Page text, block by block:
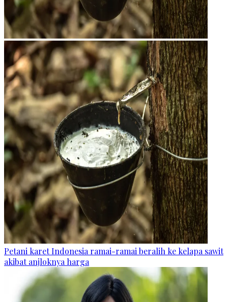
Petani karet Indonesia ramai-ramai beralih ke kelapa sawit
akibat anjloknya harga